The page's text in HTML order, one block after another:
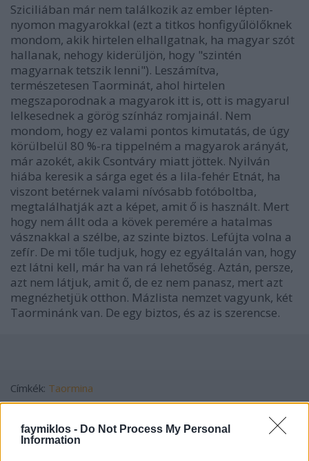
faymiklos - Do Not Process My Personal
Information
Sziciliában már nem találkozik az ember lépten-
nyomon magyarokkal (ezt a titkos honfigyűlölőknek
mondom, akik hirtelen elhallgatnak, ha magyar szót
hallanak, nehogy kiderüljön, hogy "szintén
magyarnak tetszik lenni"). Leszámítva,
természetesen Taorminát, ahol hirtelen
megszaporodnak a magyarok itt is, ott is magyarul
lelkesednek a görög színház romjainál. Nem
mondom, hogy ez valami pontos kimutatás, de úgy
körülbelül 80 %-ra tippelném a magyarok arányát,
már azokét, akik Csontváry miatt jöttek. Nyilván
hiába keresik a sárga eget és a lila-fehér Etnát, ha
viszont betérnek valami nívósabb fotóboltba,
megtalálhatják azt a képet, amit ő is használt. Mert
hogy nem állt oda a kövek peremére a hatalmas
vásznakkal a szélbe, az szinte biztos. Lefújta volna a
zefír. De mi tőle tudjuk, hogy ez egyáltalán van, hogy
ezt látni kell, már ha van rá lehetőség. Aztán, persze,
azt nem látjuk, amit ő, de ez nem panasz, mert azt
megnézhetjük otthon. Mázlista nemzet vagyunk, két
Taorminánk van. De egy biztos, és az is szerencse.
Címkék: Taormina